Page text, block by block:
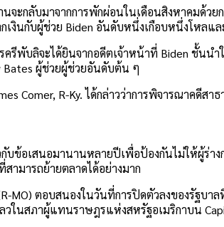
นจะกลับมาจากการพักผ่อนในเดือนสิงหาคมด้
งินกับผู้ช่วย Biden อันดับหนึ่งเกือบหนึ่งโหลแ
รีพับลิจะได้ยินจากอดีตเจ้าหน้าที่ Biden ชั้นน
Bates ผู้ช่วยผู้ช่วยอันดับต้น ๆ
Comer, R-Ky. ได้กล่าวว่าการพิจารณาคดีส
กับข้อเสนอมานานหลายปีเพื่อป้องกันไม่ให้ผู้
ามารถย้ายตลาดได้อย่างมาก
MO) ตอบสนองในวันที่การปิดตัวลงของรัฐบ
ในสภาผู้แทนราษฎรแห่งสหรัฐอเมริกาบน